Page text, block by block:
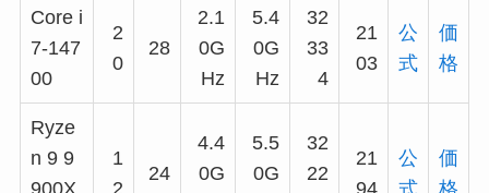
Core i
7-147
00
2
0
28
2.1
0G
Hz
5.4
0G
Hz
32
33
4
21
03
公
式
価
格
Ryze
n 9 9
1
24
4.4
0G
5.5
0G
32
22
21
公
価